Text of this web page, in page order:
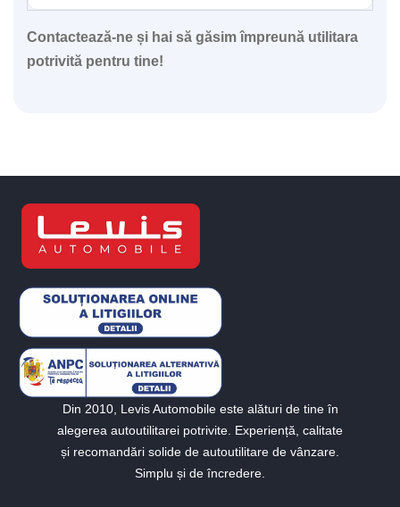
Contactează-ne și hai să găsim împreună utilitara
potrivită pentru tine!
Din 2010, Levis Automobile este alături de tine în
alegerea autoutilitarei potrivite. Experiență, calitate
și recomandări solide de autoutilitare de vânzare.
Simplu și de încredere.